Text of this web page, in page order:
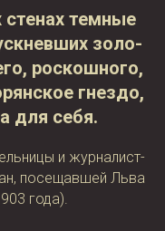
тем­ные
зо­ло­
рос­кош­но­го,
гнез­до,
для себя.
и жур­на­лист­
по­се­щав­шей Льва
года).